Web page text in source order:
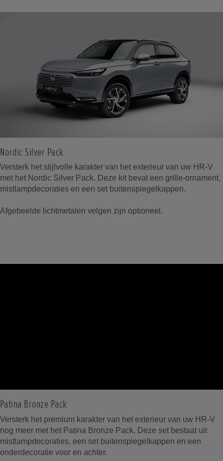
Nordic Silver Pack
Versterk het stijlvolle karakter van het exterieur van uw HR-V
met het Nordic Silver Pack. Deze kit bevat een grille-ornament,
mistlampdecoraties en een set buitenspiegelkappen.
Afgebeelde lichtmetalen velgen zijn optioneel.
Patina Bronze Pack
Versterk het premium karakter van het exterieur van uw HR-V
nog meer met het Patina Bronze Pack. Deze set bestaat uit
mistlampdecoraties, een set buitenspiegelkappen en een
onderdecoratie voor en achter.